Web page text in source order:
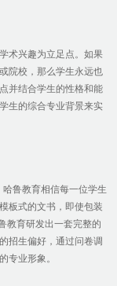
术兴趣为立足点。如果
院校，那么学生永远也
并结合学生的性格和能
生的综合专业背景来实
哈鲁教育相信每一位学生
板式的文书，即使包装
教育研发出一套完整的
招生偏好，通过问卷调
专业形象。